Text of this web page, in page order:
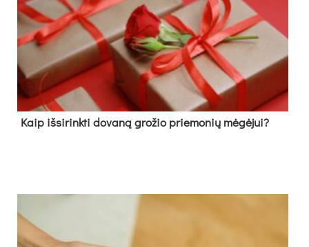
Kaip išsirinkti dovaną grožio priemonių mėgėjui?